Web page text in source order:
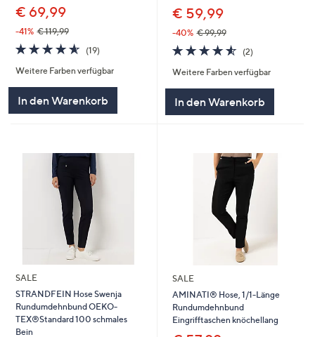
€ 69,99
-41% € 119,99
4.5
von
5
(19)19
Weitere Farben verfügbar
In den Warenkorb
€ 59,99
-40% € 99,99
4.5
von
5
(2)2
Weitere Farben verfügbar
In den Warenkorb
SALE
STRANDFEIN Hose Swenja
Rundumdehnbund OEKO-
TEX®Standard 100 schmales
Bein
SALE
AMINATI® Hose, 1/1-Länge
Rundumdehnbund
Eingrifftaschen knöchellang